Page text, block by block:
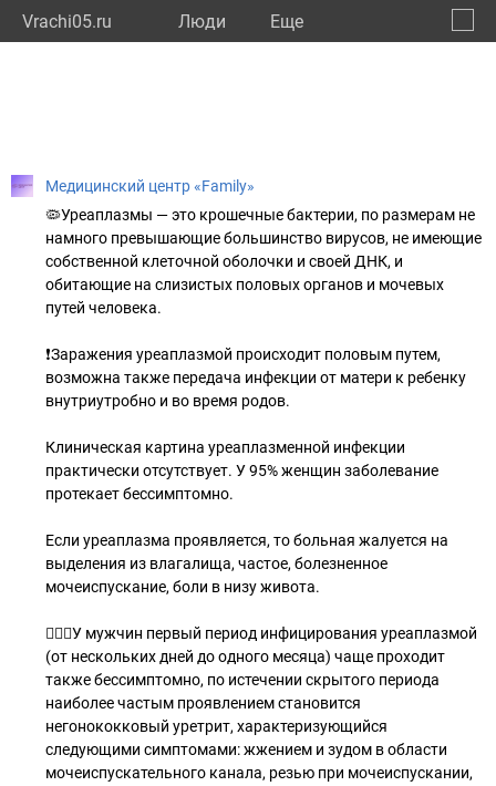
Vrachi05.ru Люди Eще
Медицинский центр «Family»
🦠Уреаплазмы — это крошечные бактерии, по размерам не
намного превышающие большинство вирусов, не имеющие
собственной клеточной оболочки и своей ДНК, и
обитающие на слизистых половых органов и мочевых
путей человека.
❗️Заражения уреаплазмой происходит половым путем,
возможна также передача инфекции от матери к ребенку
внутриутробно и во время родов.
Клиническая картина уреаплазменной инфекции
практически отсутствует. У 95% женщин заболевание
протекает бессимптомно.
Если уреаплазма проявляется, то больная жалуется на
выделения из влагалища, частое, болезненное
мочеиспускание, боли в низу живота.
🙆🏻‍♂️У мужчин первый период инфицирования уреаплазмой
(от нескольких дней до одного месяца) чаще проходит
также бессимптомно, по истечении скрытого периода
наиболее частым проявлением становится
негонококковый уретрит, характеризующийся
следующими симптомами: жжением и зудом в области
мочеиспускательного канала, резью при мочеиспускании,